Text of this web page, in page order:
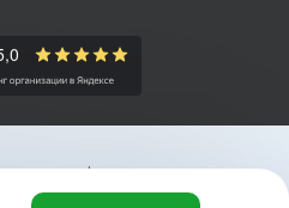
информация